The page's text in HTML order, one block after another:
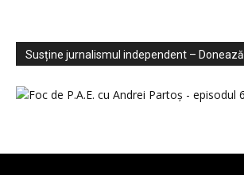
Sondaje
Video
Susține jurnalismul independent – Donează